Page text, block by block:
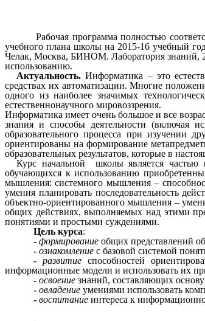
Рабочая программа полностью
учебного плана школы на 2015-16 учебный
Челак, Москва, БИНОМ. Лаборатория знаний,
использованию.
Актуальность.Информатика – это
средствах их автоматизации. Многие
одного из наиболее значимых
естественнонаучного мировоззрения.
Информатика имеет очень большое и все
знания и способы деятельности (включая
образовательного процесса при изучении
ориентированы на формирование
образовательных результатов, которые в
Курс начальной школы является частью
обучающихся к использованию
мышления: системного мышления –
умения планировать последовательность
объектно-ориентированного мышления –
общих действиях, выполняемых над этими
понятиями и простыми суждениями.
Цель курса:
-формирование общих представлений
-ознакомление с базовой системой
-развитие способностей
информационные модели и использовать их
-освоение знаний, составляющих
-овладение умениями использовать
-воспитание интереса к